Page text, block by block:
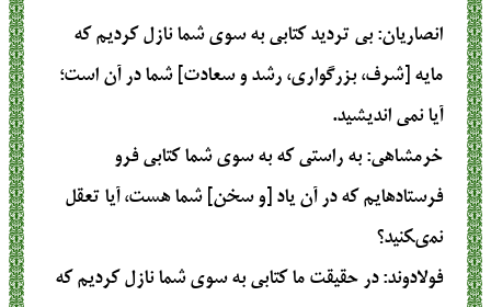
انصاریان: بی تردید کتابی به سوی شما نازل کردیم که
مایه [شرف، بزرگواری، رشد و سعادت] شما در آن است؛
آیا نمی اندیشید.
خرمشاهی: به راستى كه به سوى شما كتابى فرو
فرستاده‏ايم كه در آن ياد [و سخن‏] شما هست، آيا تعقل
نمى‏كنيد؟
فولادوند: در حقيقت ما كتابى به سوى شما نازل كرديم كه